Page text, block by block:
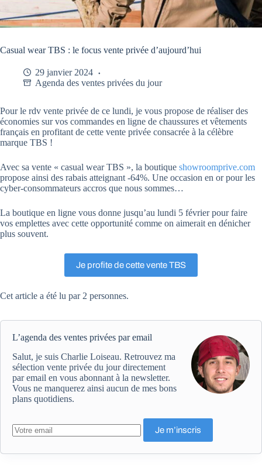
Casual wear TBS : le focus vente privée d’aujourd’hui
29 janvier 2024
Agenda des ventes privées du jour
Pour le rdv vente privée de ce lundi, je vous propose de réaliser des
économies sur vos commandes en ligne de chaussures et vêtements
français en profitant de cette vente privée consacrée à la célèbre
marque TBS !
Avec sa vente « casual wear TBS », la boutique showroomprive.com
propose ainsi des rabais atteignant -64%. Une occasion en or pour les
cyber-consommateurs accros que nous sommes…
La boutique en ligne vous donne jusqu’au lundi 5 février pour faire
vos emplettes avec cette opportunité comme on aimerait en dénicher
plus souvent.
Je profite de cette vente TBS
Cet article a été lu par 2 personnes.
L’agenda des ventes privées par email
Salut, je suis Charlie Loiseau. Retrouvez ma
sélection vente privée du jour directement
par email en vous abonnant à la newsletter.
Vous ne manquerez ainsi aucun de mes bons
plans quotidiens.